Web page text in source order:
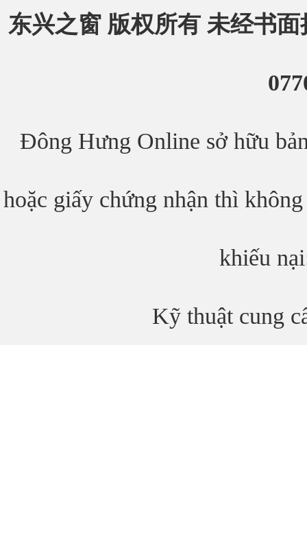
东兴之窗 版权所有 未经书
Đông Hưng Online sở hữu
hoặc giấy chứng nhận thì
khiếu
Kỹ thuật cung